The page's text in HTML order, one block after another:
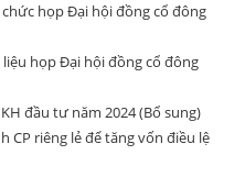
họp Đại hội đồng cổ đông
liệu họp Đại hội đồng cổ đông
đầu tư năm 2024 (Bổ sung)
CP riêng lẻ để tăng vốn điều lệ